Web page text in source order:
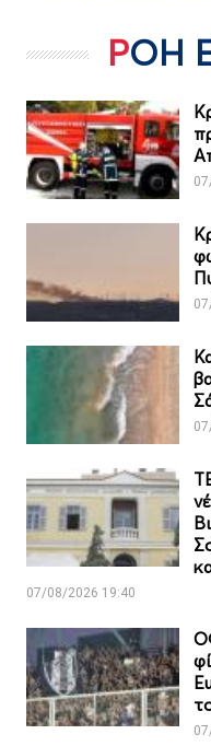
ΡΟΗ
07/08/2026 19:40